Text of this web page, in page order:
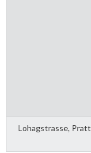
Lohagstrasse,